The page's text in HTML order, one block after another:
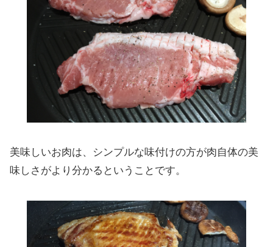
美味しいお肉は、シンプルな味付けの方が肉自体の美
味しさがより分かるということです。